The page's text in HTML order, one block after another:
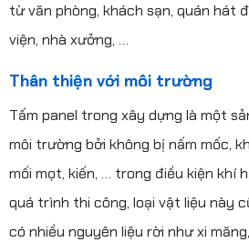
từ văn phòng, khách sạn, quán hát
viện, nhà xưởng, …
Thân thiện với môi trường
Tấm panel trong xây dựng là một
môi trường bởi không bị nấm mốc,
mối mọt, kiến, … trong điều kiện khí
quá trình thi công, loại vật liệu này
có nhiều nguyên liệu rời như xi